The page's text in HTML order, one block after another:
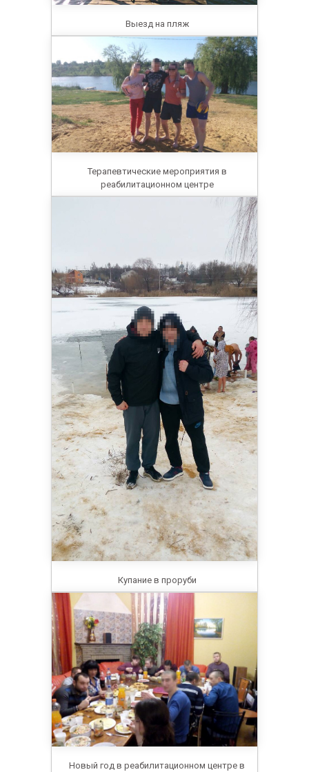
Выезд на пляж
Терапевтические мероприятия в
реабилитационном центре
Купание в проруби
Новый год в реабилитационном центре в